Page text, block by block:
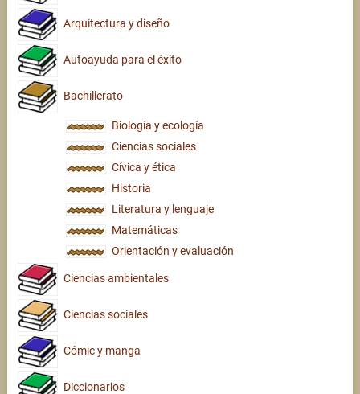
Arquitectura y diseño
Autoayuda para el éxito
Bachillerato
Biología y ecología
Ciencias sociales
Cívica y ética
Historia
Literatura y lenguaje
Matemáticas
Orientación y evaluación
Ciencias ambientales
Ciencias sociales
Cómic y manga
Diccionarios